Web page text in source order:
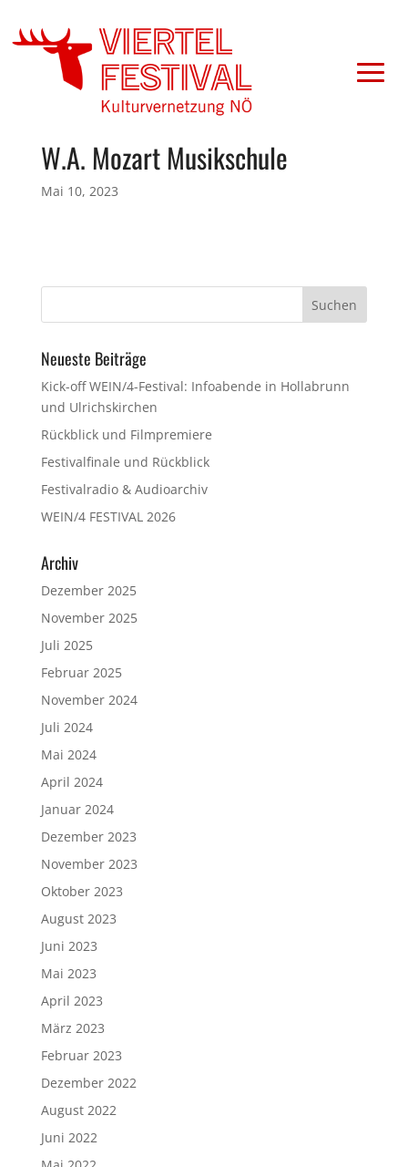
W.A. Mozart Musikschule
Mai 10, 2023
Neueste Beiträge
Kick-off WEIN/4-Festival: Infoabende in Hollabrunn
und Ulrichskirchen
Rückblick und Filmpremiere
Festivalfinale und Rückblick
Festivalradio & Audioarchiv
WEIN/4 FESTIVAL 2026
Archiv
Dezember 2025
November 2025
Juli 2025
Februar 2025
November 2024
Juli 2024
Mai 2024
April 2024
Januar 2024
Dezember 2023
November 2023
Oktober 2023
August 2023
Juni 2023
Mai 2023
April 2023
März 2023
Februar 2023
Dezember 2022
August 2022
Juni 2022